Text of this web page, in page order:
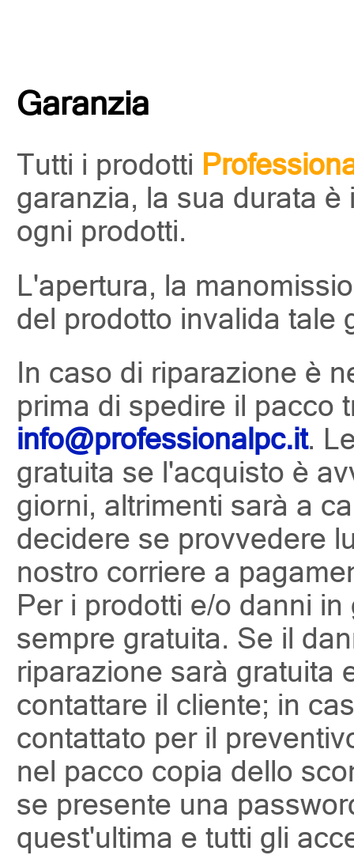
Garanzia
Tutti i prodotti
garanzia, la sua durata
ogni prodotti.
L'apertura, la
del prodotto invalida tale
In caso di riparazione è
prima di spedire il pacco
info@professionalpc.it.
gratuita se l'acquisto è
giorni, altrimenti sarà a
decidere se provvedere
nostro corriere a
Per i prodotti e/o danni
sempre gratuita. Se il
riparazione sarà gratuita
contattare il cliente; in
contattato per il
nel pacco copia dello
se presente una
quest'ultima e tutti gli